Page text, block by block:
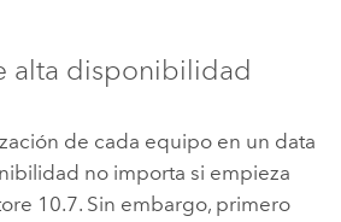
alta disponibilidad
de cada equipo en un data
no importa si empieza
10.7. Sin embargo, primero